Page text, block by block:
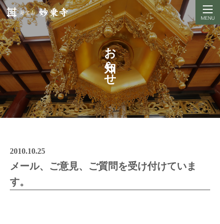
お知らせ
2010.10.25
メール、ご意見、ご質問を受け付けていま
す。